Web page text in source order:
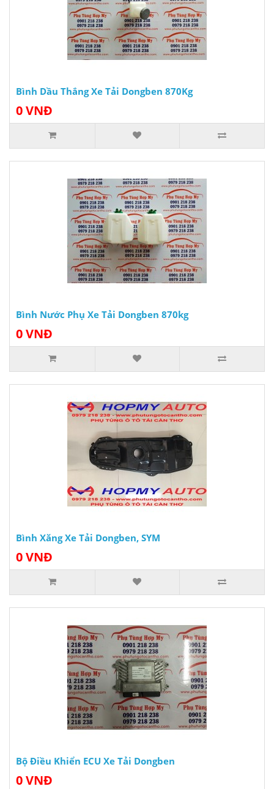
Bình Dầu Thắng Xe Tải Dongben 870Kg
0 VNĐ
Bình Nước Phụ Xe Tải Dongben 870kg
0 VNĐ
Bình Xăng Xe Tải Dongben, SYM
0 VNĐ
Bộ Điều Khiển ECU Xe Tải Dongben
0 VNĐ